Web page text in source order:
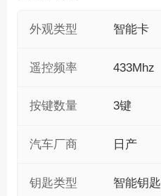
外观类型 智能卡
遥控频率 433Mhz
按键数量 3键
汽车厂商 日产
钥匙类型 智能钥匙